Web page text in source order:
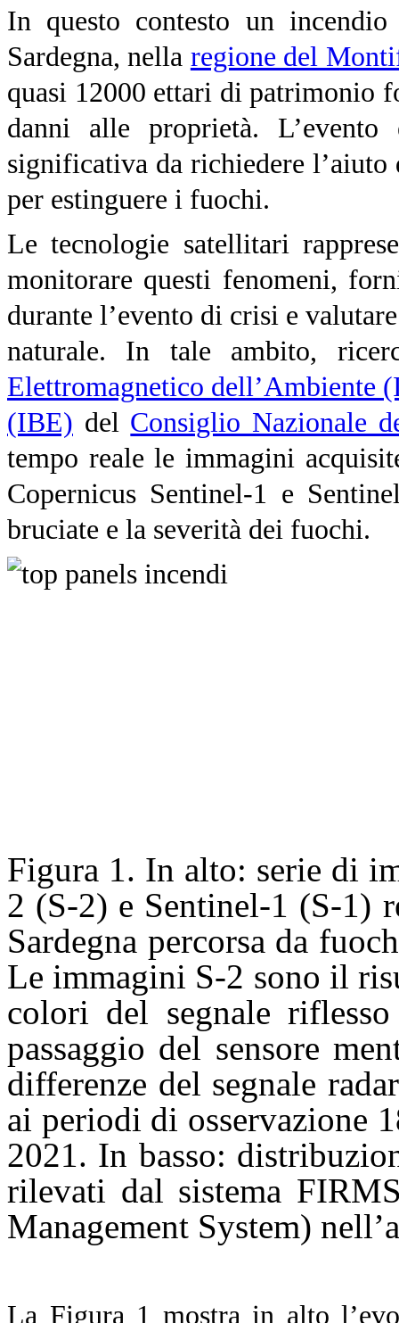
In questo contesto un
Sardegna, nella regione del
quasi 12000 ettari di patrimonio
danni alle proprietà.
significativa da richiedere
per estinguere i fuochi.
Le tecnologie satellitari
monitorare questi fenomeni,
durante l’evento di crisi e
naturale. In tale ambito,
Elettromagnetico dell’Ambiente
(IBE) del Consiglio Nazionale
tempo reale le immagini
Copernicus Sentinel-1 e
bruciate e la severità dei fuochi.
Figura 1. In alto: serie di
2 (S-2) e Sentinel-1 (S-1)
Sardegna percorsa da
Le immagini S-2 sono il
colori del segnale
passaggio del sensore
differenze del segnale
ai periodi di osservazione
2021. In basso:
rilevati dal sistema
Management System)
La Figura 1 mostra in alto